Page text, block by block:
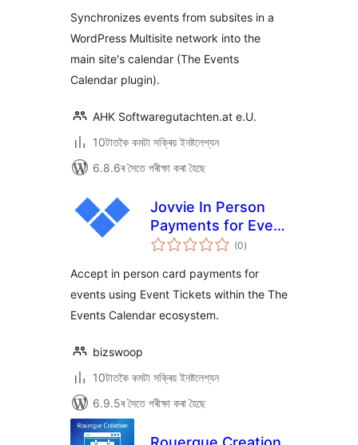
Synchronizes events from subsites in a
WordPress Multisite network into the
main site's calendar (The Events
Calendar plugin).
AHK Softwaregutachten.at e.U.
10টাতকৈ কমটা সক্ৰিয় ইনষ্টলেশ্যন
6.8.6ৰ সৈতে পৰীক্ষা কৰা হৈছে
Jovvie In Person
Payments for Event
Tickets
(0টা
মুঠ)
Accept in person card payments for
events using Event Tickets within the The
Events Calendar ecosystem.
bizswoop
10টাতকৈ কমটা সক্ৰিয় ইনষ্টলেশ্যন
6.9.5ৰ সৈতে পৰীক্ষা কৰা হৈছে